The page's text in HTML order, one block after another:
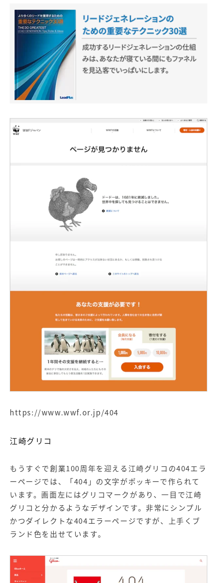
https://www.wwf.or.jp/404
江崎グリコ
もうすぐで創業100周年を迎える江崎グリコの404エラ
ーページでは、「404」の文字がポッキーで作られて
います。画面左にはグリコマークがあり、一目で江崎
グリコと分かるようなデザインです。非常にシンプル
かつダイレクトな404エラーページですが、上手くブ
ランド色を出せています。